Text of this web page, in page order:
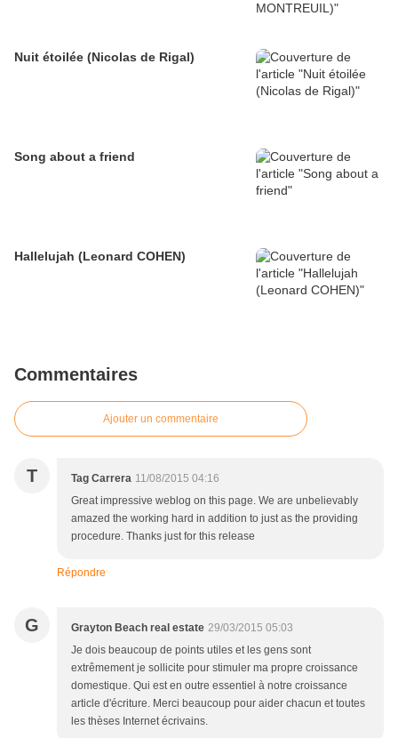
Nuit étoilée (Nicolas de Rigal)
Song about a friend
Hallelujah (Leonard COHEN)
Commentaires
Ajouter un commentaire
T Tag Carrera 11/08/2015 04:16
Great impressive weblog on this page. We are unbelievably
amazed the working hard in addition to just as the providing
procedure. Thanks just for this release
Répondre
G Grayton Beach real estate 29/03/2015 05:03
Je dois beaucoup de points utiles et les gens sont
extrêmement je sollicite pour stimuler ma propre croissance
domestique. Qui est en outre essentiel à notre croissance
article d'écriture. Merci beaucoup pour aider chacun et toutes
les thèses Internet écrivains.